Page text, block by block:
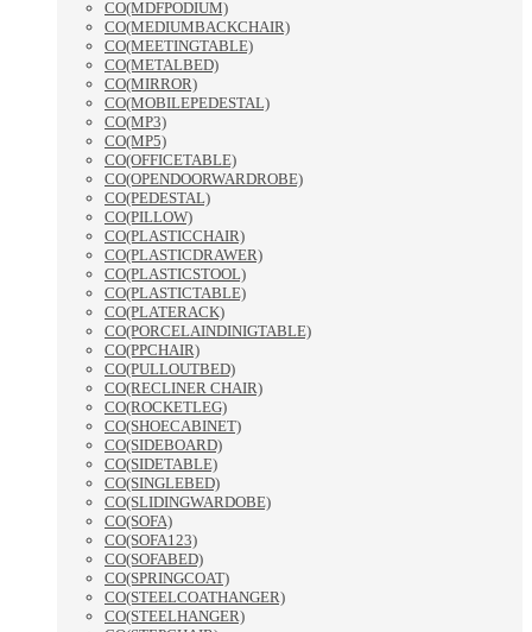
CO(MDFPODIUM)
CO(MEDIUMBACKCHAIR)
CO(MEETINGTABLE)
CO(METALBED)
CO(MIRROR)
CO(MOBILEPEDESTAL)
CO(MP3)
CO(MP5)
CO(OFFICETABLE)
CO(OPENDOORWARDROBE)
CO(PEDESTAL)
CO(PILLOW)
CO(PLASTICCHAIR)
CO(PLASTICDRAWER)
CO(PLASTICSTOOL)
CO(PLASTICTABLE)
CO(PLATERACK)
CO(PORCELAINDINIGTABLE)
CO(PPCHAIR)
CO(PULLOUTBED)
CO(RECLINER CHAIR)
CO(ROCKETLEG)
CO(SHOECABINET)
CO(SIDEBOARD)
CO(SIDETABLE)
CO(SINGLEBED)
CO(SLIDINGWARDOBE)
CO(SOFA)
CO(SOFA123)
CO(SOFABED)
CO(SPRINGCOAT)
CO(STEELCOATHANGER)
CO(STEELHANGER)